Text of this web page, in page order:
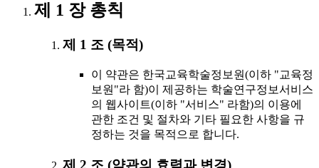
제 1 장 총칙
제 1 조 (목적)
이 약관은 한국교육학술정보원(이하 "교육정
보원"라 함)이 제공하는 학술연구정보서비스
의 웹사이트(이하 "서비스" 라함)의 이용에
관한 조건 및 절차와 기타 필요한 사항을 규
정하는 것을 목적으로 합니다.
제 2 조 (약관의 효력과 변경)